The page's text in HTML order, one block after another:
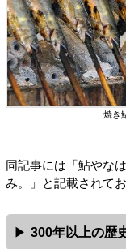
焼き
同記事には「鮎やな
み。」と記載されてお
300年以上の歴